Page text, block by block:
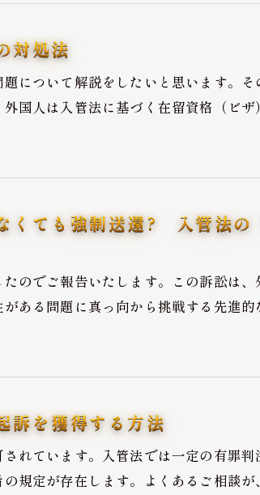
対処法
について解説をしたいと思います。そ
国人は入管法に基づく在留資格（ビザ
くても強制送還? 入管法の
のでご報告いたします。この訴訟は、
ある問題に真っ向から挑戦する先進的
訴を獲得する方法
れています。入管法では一定の有罪判
規定が存在します。よくあるご相談が